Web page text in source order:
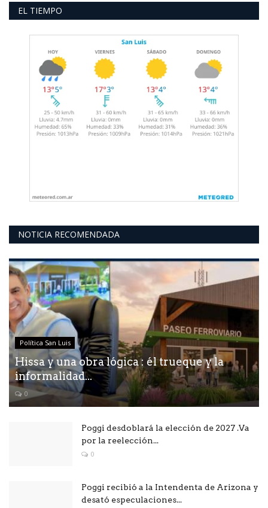
EL TIEMPO
NOTICIA RECOMENDADA
Política San Luis
Hissa y una obra lógica : él trueque y la
informalidad...
0
Poggi desdoblará la elección de 2027 .Va
por la reelección...
0
Poggi recibió a la Intendenta de Arizona y
desató especulaciones...